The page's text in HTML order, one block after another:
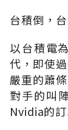
台積倒，
以台積電
代，即使
嚴重的蕭
對手的叫
Nvidia的